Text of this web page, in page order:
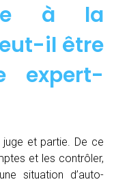
à la
il être
expert-
et partie. De ce
et les contrôler,
situation d’auto-